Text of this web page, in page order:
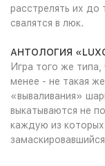
расстрелять их до
свалятся в люк.
АНТОЛОГИЯ
Игра того же
менее - не такая
«вываливания»
выкатываются не
каждую из